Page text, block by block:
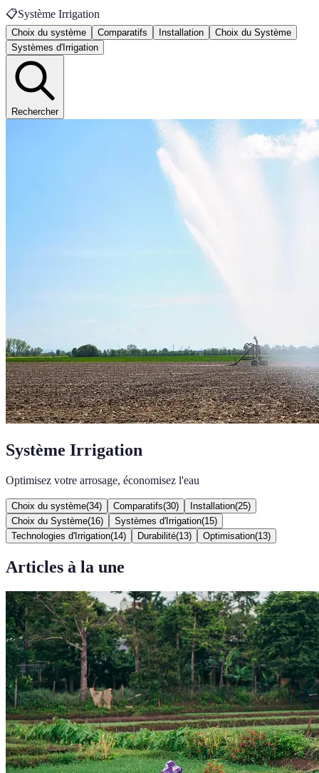
📋Système Irrigation
Choix du système Comparatifs Installation
Choix du Système
Systèmes d'Irrigation
Rechercher
Système Irrigation
Optimisez votre arrosage, économisez l'eau
Choix du système(34) Comparatifs(30) Installation(25)
Choix du Système(16) Systèmes d'Irrigation(15)
Technologies d'Irrigation(14) Durabilité(13) Optimisation(13)
Articles à la une